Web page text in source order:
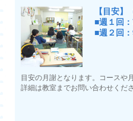
【目安】
■週１回
■週２回
目安の月謝となります。コースや
詳細は教室までお問い合わせくださ